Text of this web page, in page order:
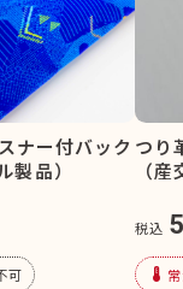
ナー付バック
製品）
可
つり
（産
税込
device_thermostat